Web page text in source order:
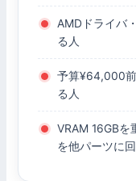
AMDドライバ
る人
予算¥64,000
る人
VRAM 16GB
を他パーツに